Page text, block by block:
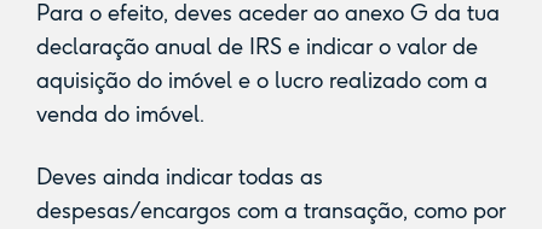
Para o efeito, deves aceder ao anexo G da tua
declaração anual de IRS e indicar o valor de
aquisição do imóvel e o lucro realizado com a
venda do imóvel.
Deves ainda indicar todas as
despesas/encargos com a transação, como por